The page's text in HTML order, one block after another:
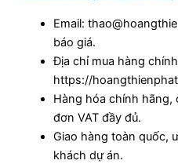
Email:
báo giá.
Địa chỉ mua hàng
https://
Hàng hóa chính hãng,
đơn VAT đầy đủ.
Giao hàng toàn quốc,
khách dự án.